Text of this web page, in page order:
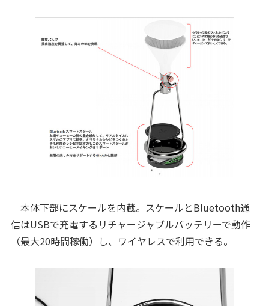
本体下部にスケールを内蔵。スケールとBluetooth通
信はUSBで充電するリチャージャブルバッテリーで動作
（最大20時間稼働）し、ワイヤレスで利用できる。